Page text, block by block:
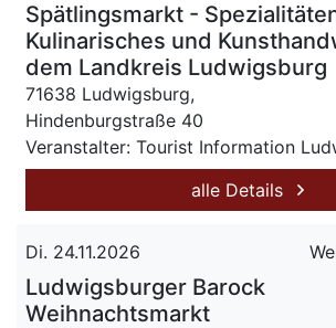
Spätlingsmarkt -
Kulinarisches und
dem Landkreis Ludwigsburg
71638 Ludwigsburg,
Hindenburgstraße 40
Veranstalter: Tourist Information
alle Details
Di. 24.11.2026
Ludwigsburger Barock
Weihnachtsmarkt